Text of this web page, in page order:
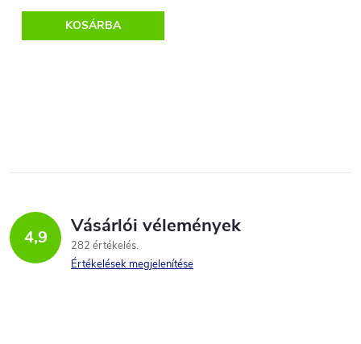
e
KOSÁRBA
s
a
i
4,9 Vásárlói vélemények
282 értékelés
Értékelések megjelenítése